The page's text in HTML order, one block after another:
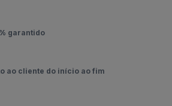
garantido
ao cliente do início ao fim